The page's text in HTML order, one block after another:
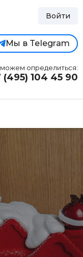
Войти
Мы в Telegram
определиться:
(495) 104 45 90